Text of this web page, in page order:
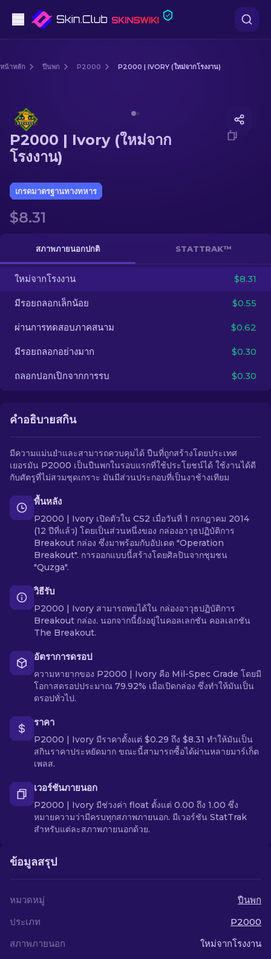
ปืนไรเฟิลซุ่มยิง
ถุงมือ
อื่น ๆ
TH
หน้าหลัก ปืนพก P2000 P2000 | IVORY (ใหม่จากโรงงาน)
P2000 | Ivory (ใหม่จาก
โรงงาน)
เกรดมาตรฐานทางทหาร
$8.31
สภาพภายนอกปกติ STATTRAK™
ใหม่จากโรงงาน $8.31
มีรอยถลอกเล็กน้อย $0.55
ผ่านการทดสอบภาคสนาม $0.62
มีรอยถลอกอย่างมาก $0.30
ถลอกปอกเปิกจากการรบ $0.30
คำอธิบายสกิน
มีความแม่นยำและสามารถควบคุมได้ ปืนที่ถูกสร้างโดยประเทศ
เยอรมัน P2000 เป็นปืนพกในรอบแรกที่ใช้ประโยชน์ได้ ใช้งานได้ดี
กับศัตรูที่ไม่สวมชุดเกราะ มันมีส่วนประกอบที่เป็นงาช้างเทียม
พื้นหลัง
P2000 | Ivory เปิดตัวใน CS2 เมื่อวันที่ 1 กรกฎาคม 2014
(12 ปีที่แล้ว) โดยเป็นส่วนหนึ่งของ กล่องอาวุธปฏิบัติการ
Breakout กล่อง ซึ่งมาพร้อมกับอัปเดต "Operation
Breakout". การออกแบบนี้สร้างโดยศิลปินจากชุมชน
"Quzga".
วิธีรับ
P2000 | Ivory สามารถพบได้ใน กล่องอาวุธปฏิบัติการ
Breakout กล่อง. นอกจากนี้ยังอยู่ในคอลเลกชัน คอลเลกชัน
The Breakout.
อัตราการดรอป
ความหายากของ P2000 | Ivory คือ Mil-Spec Grade โดยมี
โอกาสดรอปประมาณ 79.92% เมื่อเปิดกล่อง ซึ่งทำให้มันเป็น
ดรอปทั่วไป.
ราคา
P2000 | Ivory มีราคาตั้งแต่ $0.29 ถึง $8.31 ทำให้มันเป็น
สกินราคาประหยัดมาก ขณะนี้สามารถซื้อได้ผ่านหลายมาร์เก็ต
เพลส.
เวอร์ชันภายนอก
P2000 | Ivory มีช่วงค่า float ตั้งแต่ 0.00 ถึง 1.00 ซึ่ง
หมายความว่ามีครบทุกสภาพภายนอก. มีเวอร์ชัน StatTrak
สำหรับแต่ละสภาพภายนอกด้วย.
ข้อมูลสรุป
หมวดหมู่
ปืนพก
ประเภท
P2000
สภาพภายนอก
ใหม่จากโรงงาน